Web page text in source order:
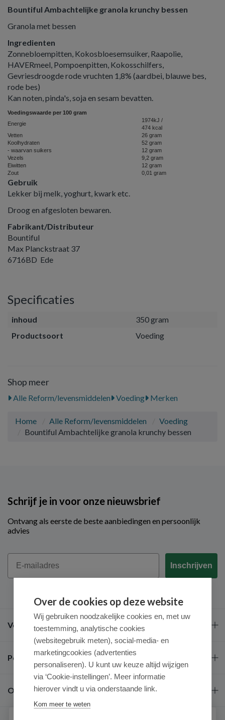
Bountiful Ambachtelijke granola krunchy bessen
Granola met bessen
Ingredienten
Zonnebloempitten, Kokosbloesemsuiker, Raapolie,
HAVERmeel, Pompoenpitten, Kokosschilfers,
Gevriesdroogde rode vruchten 1,8% (aardbei, blauwe bes,
rode bes)
Kan noten, pinda's, soja en sesam bevatten.
Voedingswaarde per 100 gram
Energie
1974kJ /
474 kcal
Vetten
26 gram
Koolhydraten
52 gram
- waarvan suikers
12 gram
Vezels
9,2 gram
Eiwitten
12 gram
Zout
0,01 gram
Gebruik
Lekker bij melk, yoghurt, kwark etc.
Droog en afgesloten bewaren.
Fabrikant/Distributeur
Bountiful
Max Planckstraat 37
6716BD Ede
Specificaties
inhoud
350 gram
Productsoort
Voeding
Shop meer
Alle Reform/levensmiddelen Voeding Merken
Home Alle Reform/levensmiddelen
Voeding
Bountiful Ambachtelijke granola krunchy bessen
Schrijf je in voor onze nieuwsbrief
Ontvang als eerste de beste aanbiedingen en persoonlijk
advies
Email
Inschrijven
Veel gestelde vragen
Populaire merken
Over ons
Over de cookies op deze website
Wij gebruiken noodzakelijke cookies en, met uw
toestemming, analytische cookies
(websitegebruik meten), social-media- en
marketingcookies (advertenties
personaliseren). U kunt uw keuze altijd wijzigen
via ‘Cookie-instellingen’. Meer informatie
hierover vindt u via onderstaande link.
Kom meer te weten